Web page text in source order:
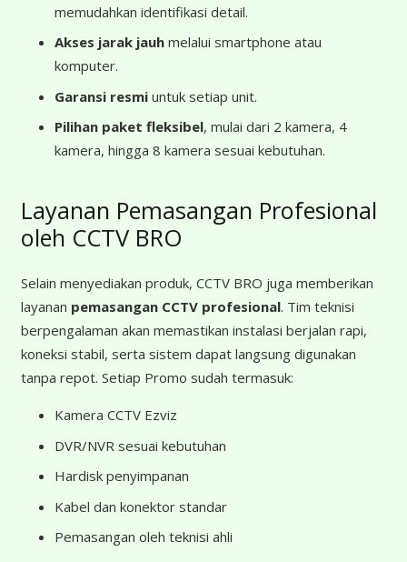
memudahkan identifikasi detail.
Akses jarak jauh melalui smartphone atau
komputer.
Garansi resmi untuk setiap unit.
Pilihan paket fleksibel, mulai dari 2 kamera, 4
kamera, hingga 8 kamera sesuai kebutuhan.
Layanan Pemasangan Profesional
oleh CCTV BRO
Selain menyediakan produk, CCTV BRO juga memberikan
layanan pemasangan CCTV profesional. Tim teknisi
berpengalaman akan memastikan instalasi berjalan rapi,
koneksi stabil, serta sistem dapat langsung digunakan
tanpa repot. Setiap Promo sudah termasuk:
Kamera CCTV Ezviz
DVR/NVR sesuai kebutuhan
Hardisk penyimpanan
Kabel dan konektor standar
Pemasangan oleh teknisi ahli